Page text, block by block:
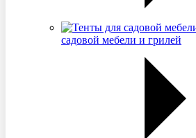
садовой мебели и грилей